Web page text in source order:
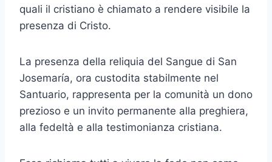
quali il cristiano è chiamato a rendere visibile la
presenza di Cristo.
La presenza della reliquia del Sangue di San
Josemaría, ora custodita stabilmente nel
Santuario, rappresenta per la comunità un dono
prezioso e un invito permanente alla preghiera,
alla fedeltà e alla testimonianza cristiana.